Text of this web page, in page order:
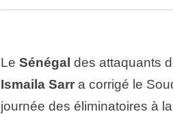
Le Sénégal des attaquants
Ismaila Sarr a corrigé le
journée des éliminatoires à